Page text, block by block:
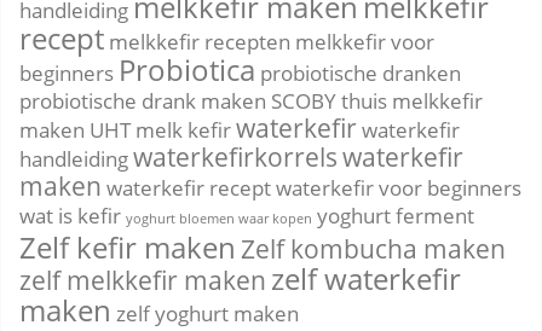
handleiding
recept melkkefir recepten melkkefir voor
beginners Probiotica probiotische dranken
probiotische drank maken SCOBYthuis melkkefir
maken UHT melk kefirwaterkefirwaterkefir
handleidingwaterkefirkorrelswaterkefir
maken waterkefir receptwaterkefir voor beginners
wat is kefir yoghurt bloemen waar kopen yoghurt ferment
Zelf kefir maken Zelf kombucha maken
zelf melkkefir maken zelf waterkefir
maken zelf yoghurt maken